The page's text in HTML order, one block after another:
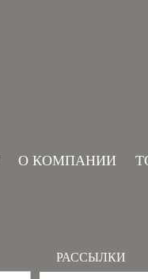
О КОМПАНИИ
РАССЫЛКИ